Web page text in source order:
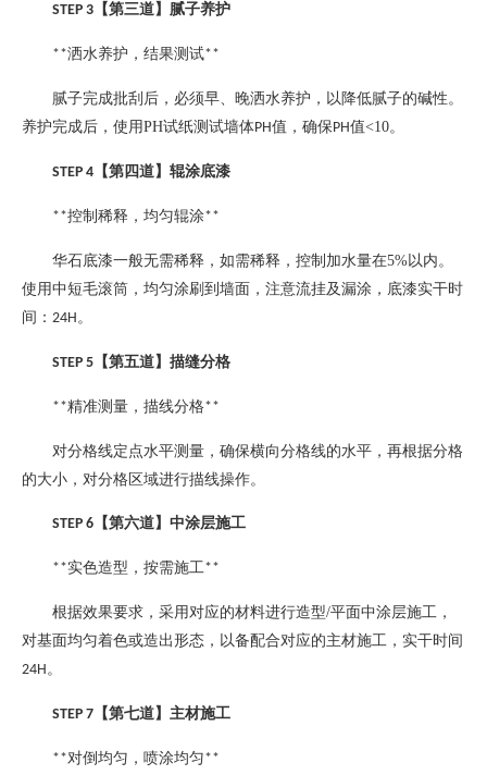
STEP 3 【第三道】腻子养护
**洒水养护，结果测试**
腻子完成批刮后，必须早、晚洒水养护，以降低腻子的碱性。
养护完成后，使用PH试纸测试墙体PH值，确保PH值<10。
STEP 4 【第四道】辊涂底漆
**控制稀释，均匀辊涂**
华石底漆一般无需稀释，如需稀释，控制加水量在5%以内。
使用中短毛滚筒，均匀涂刷到墙面，注意流挂及漏涂，底漆实干时
间： 24H。
STEP 5 【第五道】描缝分格
**精准测量，描线分格**
对分格线定点水平测量，确保横向分格线的水平，再根据分格
的大小，对分格区域进行描线操作。
STEP 6 【第六道】中涂层施工
**实色造型，按需施工**
根据效果要求，采用对应的材料进行造型/平面中涂层施工，
对基面均匀着色或造出形态，以备配合对应的主材施工，实干时间
24H。
STEP 7 【第七道】主材施工
**对倒均匀，喷涂均匀**